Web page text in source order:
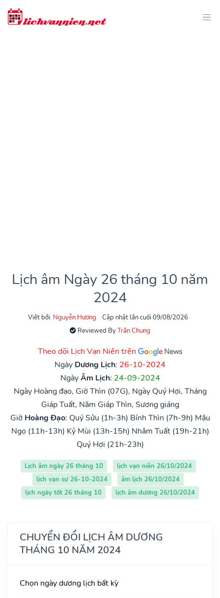
Lịch âm Ngày 26 tháng 10 năm
2024
Viết bởi: Nguyễn Hương
Cập nhật lần cuối 09/08/2026
Reviewed ByTrần Chung
Theo dõi Lịch Vạn Niên trên
Ngày Dương Lịch: 26-10-2024
NgàyÂm Lịch: 24-09-2024
Ngày Hoàng đạo, Giờ Thìn (07G), Ngày Quý Hợi, Tháng
Giáp Tuất, Năm Giáp Thìn, Sương giáng
Giờ Hoàng Đạo: Quý Sửu (1h-3h) Bính Thìn (7h-9h) Mậu
Ngọ (11h-13h) Kỷ Mùi (13h-15h) Nhâm Tuất (19h-21h)
Quý Hợi (21h-23h)
Lịch âm ngày 26 tháng 10
lịch vạn niên 26/10/2024
lịch vạn sự 26-10-2024
âm lịch 26/10/2024
lịch ngày tốt 26 tháng 10
lịch âm dương 26/10/2024
CHUYỂN ĐỔI LỊCH ÂM DƯƠNG
THÁNG 10 NĂM 2024
Chọn ngày dương lịch bất kỳ